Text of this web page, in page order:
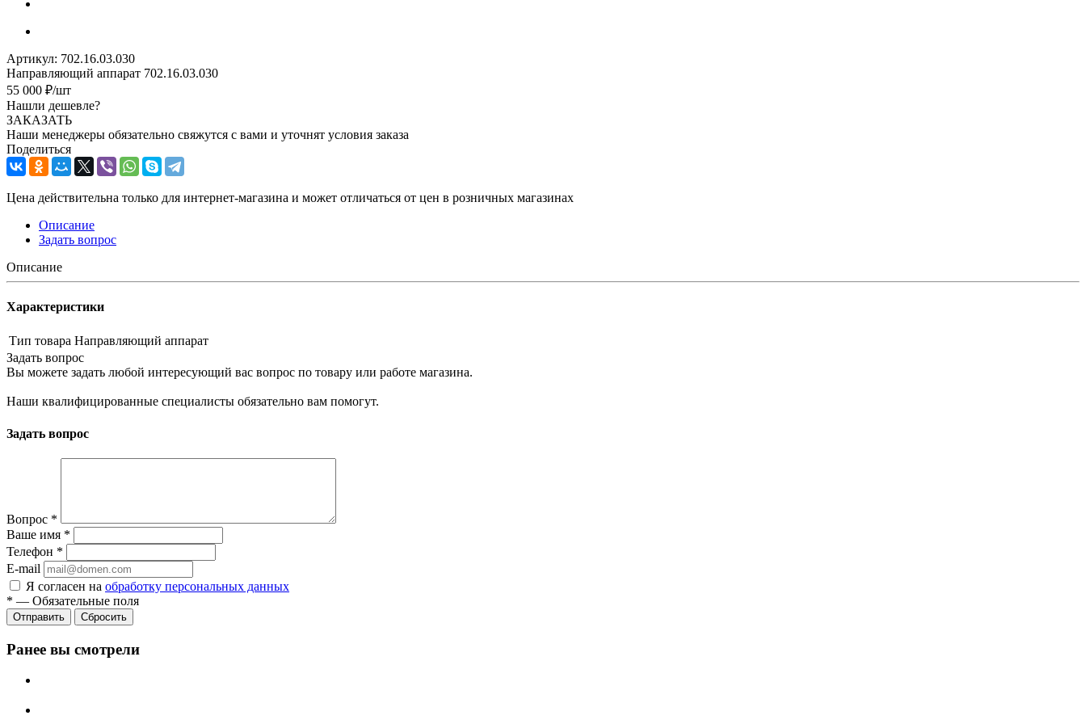
Артикул: 702.16.03.030
Направляющий аппарат 702.16.03.030
55 000 ₽/шт
Нашли дешевле?
ЗАКАЗАТЬ
Наши менеджеры обязательно свяжутся с вами и уточнят условия заказа
Поделиться
Цена действительна только для интернет-магазина и может отличаться от цен в розничных магазинах
Описание
Задать вопрос
Описание
Характеристики
Тип товара Направляющий аппарат
Задать вопрос
Вы можете задать любой интересующий вас вопрос по товару или работе магазина.
Наши квалифицированные специалисты обязательно вам помогут.
Задать вопрос
Вопрос *
Ваше имя *
Телефон *
E-mail
Я согласен на обработку персональных данных
* — Обязательные поля
Сбросить
Ранее вы смотрели